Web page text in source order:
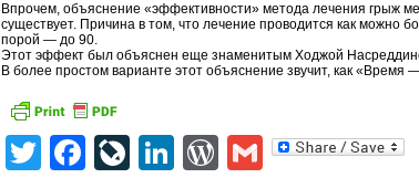
Впрочем, объяснение «эффективности» метода лечения грыж
существует. Причина в том, что лечение проводится как можно
порой — до 90.
Этот эффект был объяснен еще знаменитым Ходжой
В более простом варианте этот объяснение звучит, как «Время
TwitterFacebook
LiveJournal
LinkedIn
WordPress
Gmail